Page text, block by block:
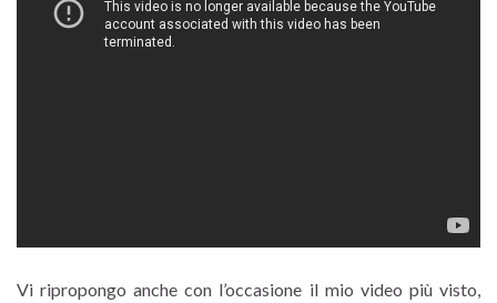
Vi ripropongo anche con l’occasione il mio video più visto,